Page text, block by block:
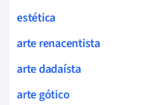
estética
arte renacentista
arte dadaísta
arte gótico